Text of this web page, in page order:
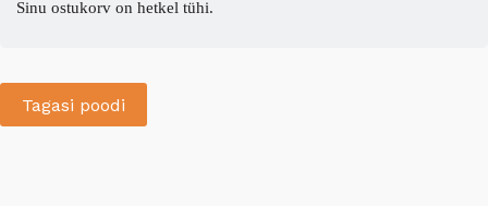
Sinu ostukorv on hetkel tühi.
Tagasi poodi